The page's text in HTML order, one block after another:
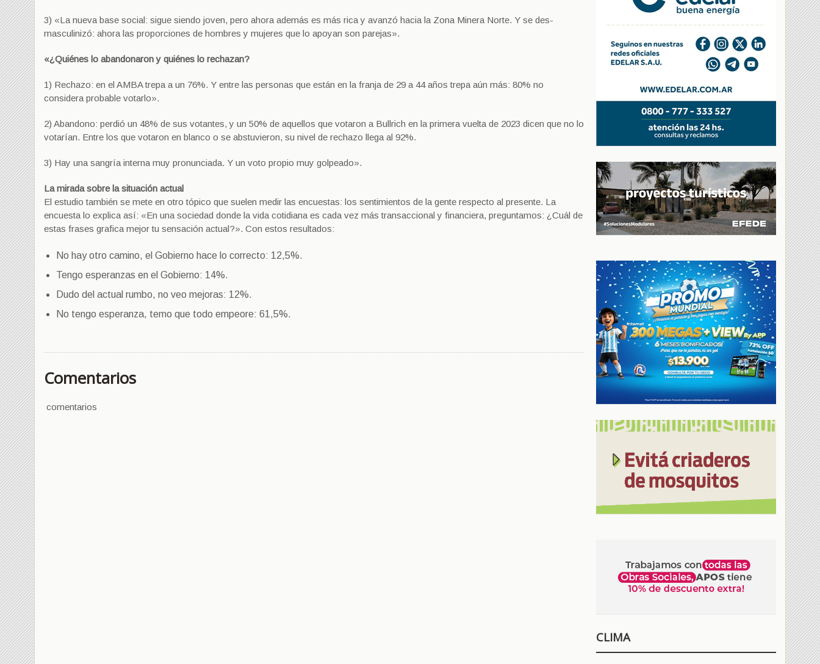
3) «La nueva base social: sigue siendo joven, pero ahora además es más rica y avanzó hacia la Zona Minera Norte. Y se des-
masculinizó: ahora las proporciones de hombres y mujeres que lo apoyan son parejas».
«¿Quiénes lo abandonaron y quiénes lo rechazan?
1) Rechazo: en el AMBA trepa a un 76%. Y entre las personas que están en la franja de 29 a 44 años trepa aún más: 80% no
considera probable votarlo».
2) Abandono: perdió un 48% de sus votantes, y un 50% de aquellos que votaron a Bullrich en la primera vuelta de 2023 dicen que no lo
votarían. Entre los que votaron en blanco o se abstuvieron, su nivel de rechazo llega al 92%.
3) Hay una sangría interna muy pronunciada. Y un voto propio muy golpeado».
La mirada sobre la situación actual
El estudio también se mete en otro tópico que suelen medir las encuestas: los sentimientos de la gente respecto al presente. La
encuesta lo explica así: «En una sociedad donde la vida cotidiana es cada vez más transaccional y financiera, preguntamos: ¿Cuál de
estas frases grafica mejor tu sensación actual?». Con estos resultados:
No hay otro camino, el Gobierno hace lo correcto: 12,5%.
Tengo esperanzas en el Gobierno: 14%.
Dudo del actual rumbo, no veo mejoras: 12%.
No tengo esperanza, temo que todo empeore: 61,5%.
Comentarios
comentarios
CLIMA